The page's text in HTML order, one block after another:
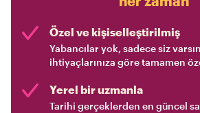
Özel ve kişiselleştirilmiş
Yabancılar yok, sadece siz
ihtiyaçlarınıza göre tamamen
Yerel bir uzmanla
Tarihi gerçeklerden en güncel